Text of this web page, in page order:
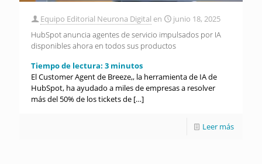
Equipo Editorial Neurona Digital en
junio 18, 2025
HubSpot anuncia agentes de servicio impulsados por IA
disponibles ahora en todos sus productos
Tiempo de lectura: 3 minutos
El Customer Agent de Breeze,, la herramienta de IA de
HubSpot, ha ayudado a miles de empresas a resolver
más del 50% de los tickets de […]
Leer más